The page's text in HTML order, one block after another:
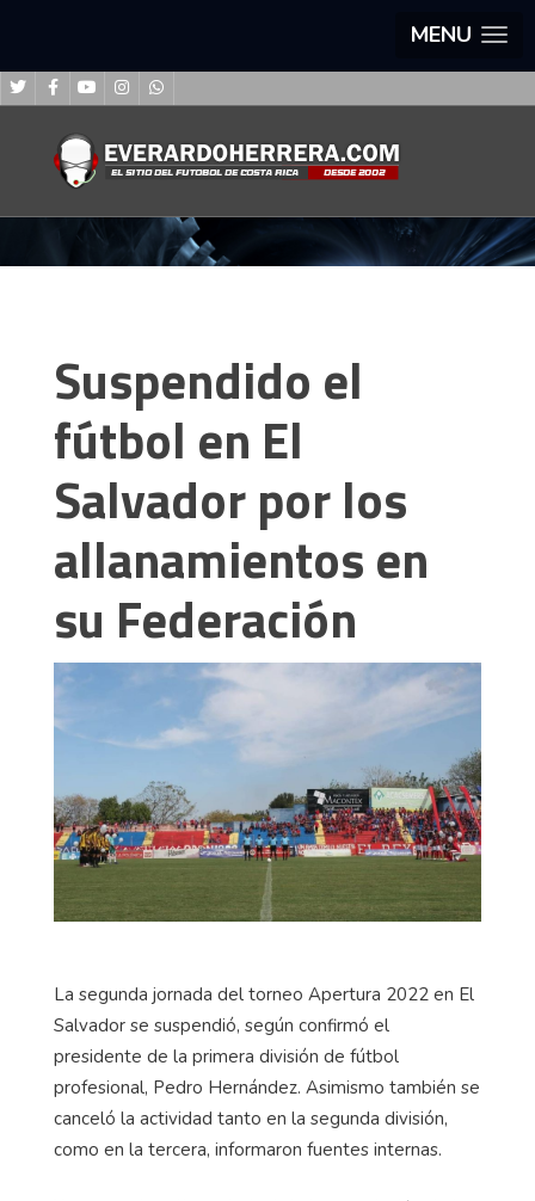
MENU
Suspendido el
fútbol en El
Salvador por los
allanamientos en
su Federación
La segunda jornada del torneo Apertura 2022 en El
Salvador se suspendió, según confirmó el
presidente de la primera división de fútbol
profesional, Pedro Hernández. Asimismo también se
canceló la actividad tanto en la segunda división,
como en la tercera, informaron fuentes internas.